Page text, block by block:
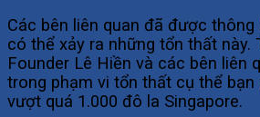
Các bên liên quan đã được thông
có thể xảy ra những tổn thất này.
Founder Lê Hiền và các bên liên
trong phạm vi tổn thất cụ thể bạn
vượt quá 1.000 đô la Singapore.